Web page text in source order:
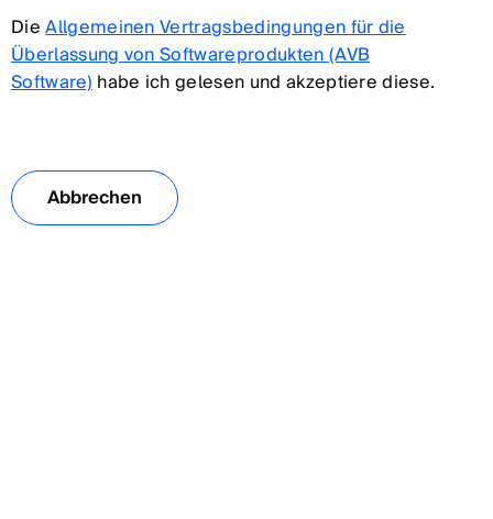
DieAllgemeinen Vertragsbedingungen für die
Überlassung von Softwareprodukten (AVB
Software)habe ich gelesen und akzeptiere diese.
Abbrechen